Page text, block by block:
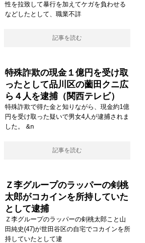
性を拉致して暴行を加えてケガを負わせる
などしたとして、職業不詳
記事を読む
特殊詐欺の現金１億円を受け取
ったとして品川区の薗田クニ広
ら４人を逮捕（関西テレビ）
特殊詐欺で得た金と知りながら、現金約1億
円を受け取った疑いで男女4人が逮捕されま
した。 &n
記事を読む
Ｚ李グループのラッパーの剣桃
太郎がコカインを所持していた
として逮捕
Ｚ李グループのラッパーの剣桃太郎こと山
田純史(47)が世田谷区の自宅でコカインを所
持していたとして逮